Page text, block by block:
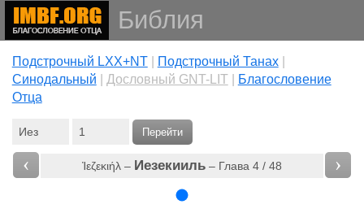
Библия
Подстрочный LXX+NT| Подстрочный Танах|
Cинодальный
Дословный GNT-LIT|
Благословение
Отца
Перейти
‹ Ἰεζεκιήλ – Иезекииль– Глава 4 / 48 ›